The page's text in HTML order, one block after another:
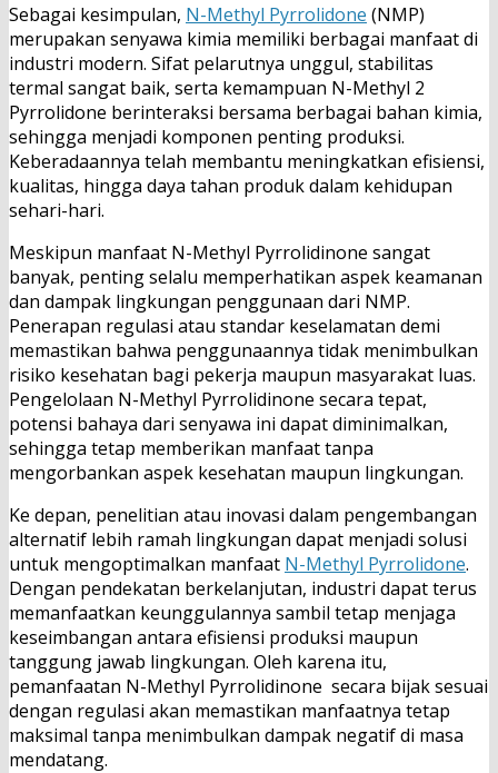
Sebagai kesimpulan, N-Methyl Pyrrolidone (NMP)
merupakan senyawa kimia memiliki berbagai manfaat di
industri modern. Sifat pelarutnya unggul, stabilitas
termal sangat baik, serta kemampuan N-Methyl 2
Pyrrolidone berinteraksi bersama berbagai bahan kimia,
sehingga menjadi komponen penting produksi.
Keberadaannya telah membantu meningkatkan efisiensi,
kualitas, hingga daya tahan produk dalam kehidupan
sehari-hari.
Meskipun manfaat N-Methyl Pyrrolidinone sangat
banyak, penting selalu memperhatikan aspek keamanan
dan dampak lingkungan penggunaan dari NMP.
Penerapan regulasi atau standar keselamatan demi
memastikan bahwa penggunaannya tidak menimbulkan
risiko kesehatan bagi pekerja maupun masyarakat luas.
Pengelolaan N-Methyl Pyrrolidinone secara tepat,
potensi bahaya dari senyawa ini dapat diminimalkan,
sehingga tetap memberikan manfaat tanpa
mengorbankan aspek kesehatan maupun lingkungan.
Ke depan, penelitian atau inovasi dalam pengembangan
alternatif lebih ramah lingkungan dapat menjadi solusi
untuk mengoptimalkan manfaat N-Methyl Pyrrolidone.
Dengan pendekatan berkelanjutan, industri dapat terus
memanfaatkan keunggulannya sambil tetap menjaga
keseimbangan antara efisiensi produksi maupun
tanggung jawab lingkungan. Oleh karena itu,
pemanfaatan N-Methyl Pyrrolidinone secara bijak sesuai
dengan regulasi akan memastikan manfaatnya tetap
maksimal tanpa menimbulkan dampak negatif di masa
mendatang.